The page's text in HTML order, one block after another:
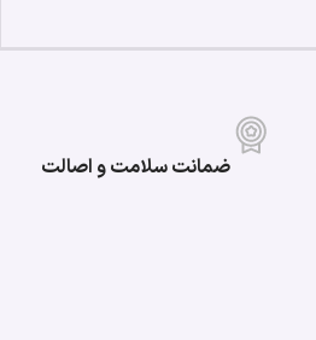
ضمانت سلامت و اصالت